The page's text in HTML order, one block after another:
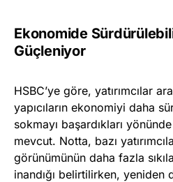
Ekonomide
Güçleniyor
HSBC’ye göre, yatırımcılar
yapıcıların ekonomiyi daha
sokmayı başardıkları
mevcut. Notta, bazı
görünümünün daha fazla
inandığı belirtilirken, yeniden